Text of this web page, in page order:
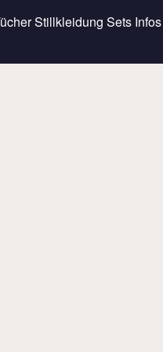
Stillkleidung Sets Infos